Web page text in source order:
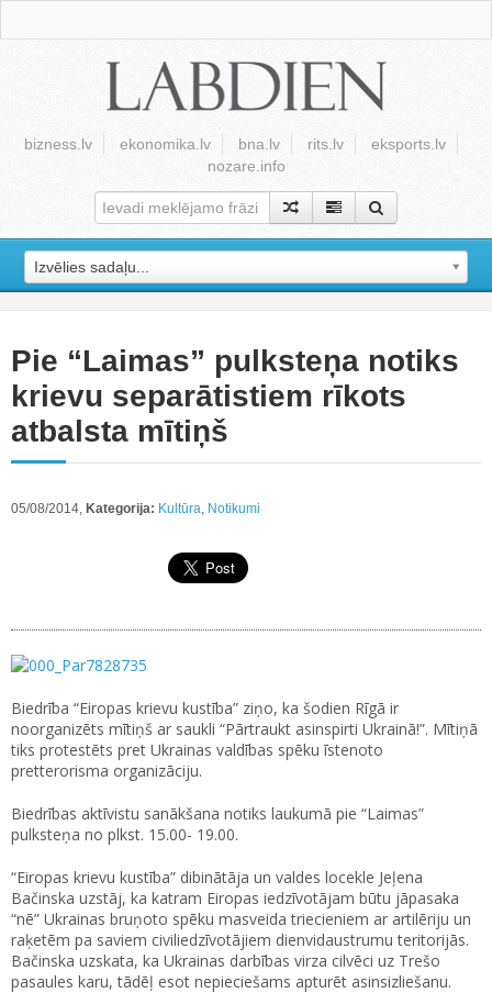
bizness.lv ekonomika.lv bna.lv rits.lv
eksports.lv
nozare.info
Izvēlies sadaļu...
Pie “Laimas” pulksteņa notiks
krievu separātistiem rīkots
atbalsta mītiņš
05/08/2014, Kategorija: Kultūra, Notikumi
Biedrība “Eiropas krievu kustība” ziņo, ka šodien Rīgā ir
noorganizēts mītiņš ar saukli “Pārtraukt asinspirti Ukrainā!”. Mītiņā
tiks protestēts pret Ukrainas valdības spēku īstenoto
pretterorisma organizāciju.
Biedrības aktīvistu sanākšana notiks laukumā pie “Laimas”
pulksteņa no plkst. 15.00- 19.00.
“Eiropas krievu kustība” dibinātāja un valdes locekle Jeļena
Bačinska uzstāj, ka katram Eiropas iedzīvotājam būtu jāpasaka
“nē” Ukrainas bruņoto spēku masveida triecieniem ar artilēriju un
raķetēm pa saviem civiliedzīvotājiem dienvidaustrumu teritorijās.
Bačinska uzskata, ka Ukrainas darbības virza cilvēci uz Trešo
pasaules karu, tādēļ esot nepieciešams apturēt asinsizliešanu.